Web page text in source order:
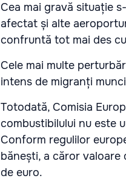
Cea mai gravă situație
afectat și alte
confruntă tot mai des
Cele mai multe
intens de migranți
Totodată, Comisia
combustibilului nu este
Conform regulilor
bănești, a căror
de euro.